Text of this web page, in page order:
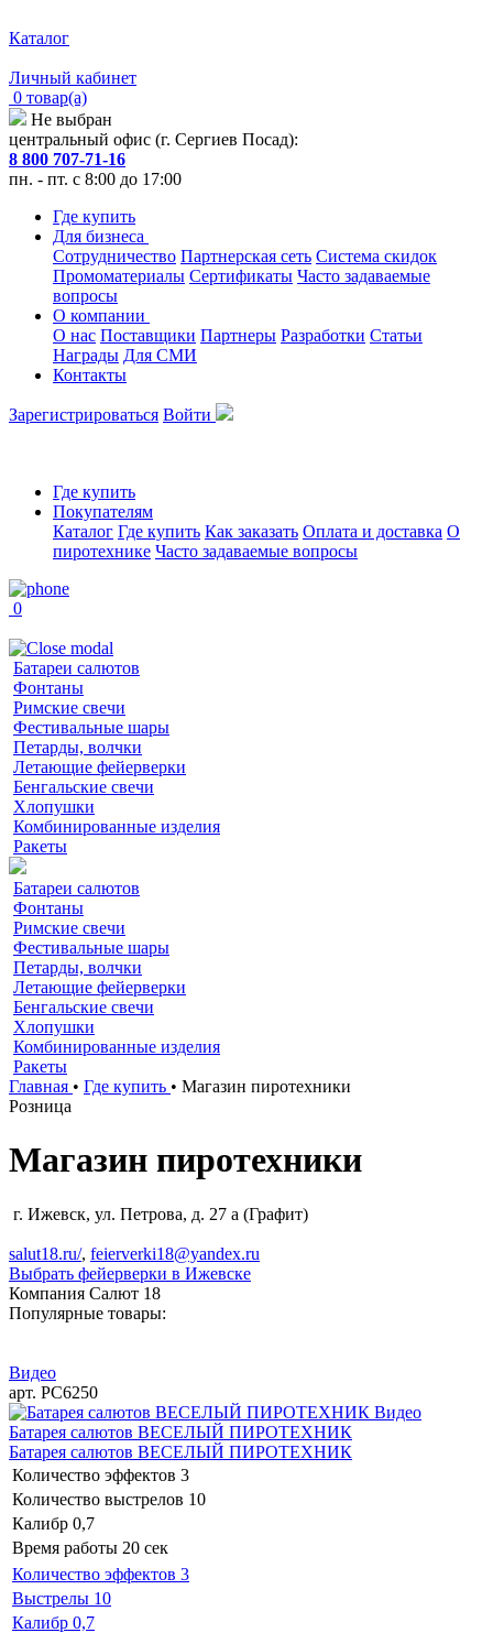
Каталог
Личный кабинет
0 товар(а)
Не выбран
центральный офис (г. Сергиев Посад):
8 800 707-71-16
пн. - пт. с 8:00 до 17:00
Где купить
Для бизнеса
Сотрудничество Партнерская сеть Система скидок
Промоматериалы Сертификаты Часто задаваемые
вопросы
О компании
О нас Поставщики Партнеры Разработки Статьи
Награды Для СМИ
Контакты
Зарегистрироваться Войти
Где купить
Покупателям
Каталог Где купить Как заказать Оплата и доставка О
пиротехнике Часто задаваемые вопросы
0
Батареи салютов
Фонтаны
Римские свечи
Фестивальные шары
Петарды, волчки
Летающие фейерверки
Бенгальские свечи
Хлопушки
Комбинированные изделия
Ракеты
Батареи салютов
Фонтаны
Римские свечи
Фестивальные шары
Петарды, волчки
Летающие фейерверки
Бенгальские свечи
Хлопушки
Комбинированные изделия
Ракеты
Главная • Где купить • Магазин пиротехники
Розница
Магазин пиротехники
г. Ижевск, ул. Петрова, д. 27 а (Графит)
salut18.ru/, feierverki18@yandex.ru
Выбрать фейерверки в Ижевске
Компания Салют 18
Популярные товары:
Видео
арт. РС6250
Видео
Батарея салютов ВЕСЕЛЫЙ ПИРОТЕХНИК
Батарея салютов ВЕСЕЛЫЙ ПИРОТЕХНИК
Количество эффектов 3
Количество выстрелов 10
Калибр 0,7
Время работы 20 сек
Количество эффектов 3
Выстрелы 10
Калибр 0,7